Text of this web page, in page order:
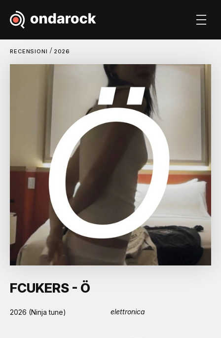
RECENSIONI / 2026
FCUKERS - Ö
2026 (Ninja tune) elettronica